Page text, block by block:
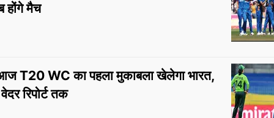
मैच
T20 WC का पहला मुकाबला खेलेगा भारत,
रिपोर्ट तक